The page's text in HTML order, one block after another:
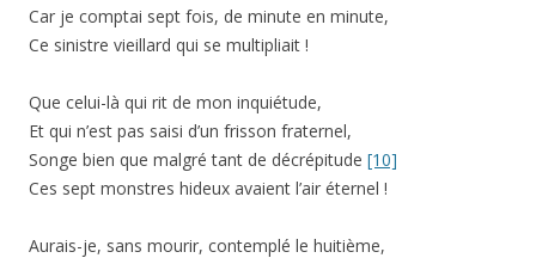
Car je comptai sept fois, de minute en minute,
Ce sinistre vieillard qui se multipliait !
Que celui-là qui rit de mon inquiétude,
Et qui n’est pas saisi d’un frisson fraternel,
Songe bien que malgré tant de décrépitude [10]
Ces sept monstres hideux avaient l’air éternel !
Aurais-je, sans mourir, contemplé le huitième,